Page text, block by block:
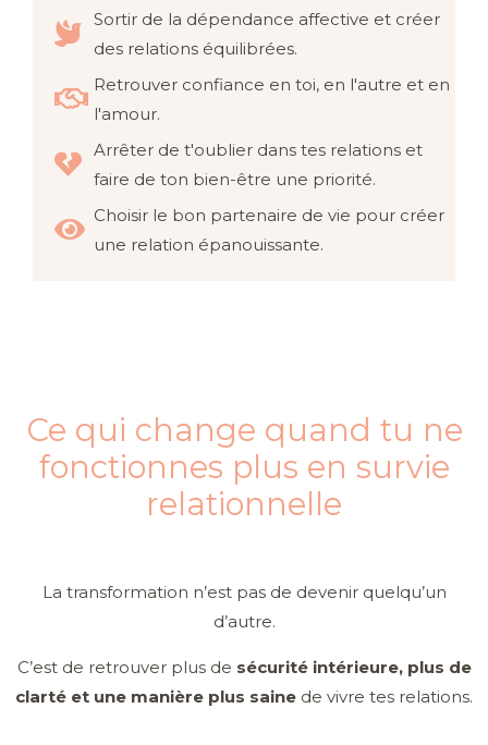
Sortir de la dépendance affective et créer
des relations équilibrées.
Retrouver confiance en toi, en l'autre et en
l'amour.
Arrêter de t'oublier dans tes relations et
faire de ton bien-être une priorité.
Choisir le bon partenaire de vie pour créer
une relation épanouissante.
Ce qui change quand tu ne
fonctionnes plus en survie
relationnelle
La transformation n’est pas de devenir quelqu’un
d’autre.
C’est de retrouver plus de sécurité intérieure, plus de
clarté et une manière plus saine de vivre tes relations.